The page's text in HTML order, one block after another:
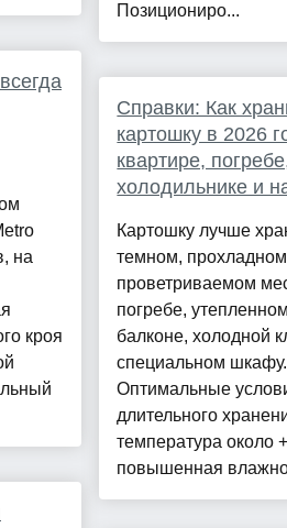
на
кроя
Позициониро...
Справки: Как
картошку в 2026
квартире,
холодильнике и
Картошку лучше
темном,
проветриваемом
погребе,
балконе, холодной
специальном шкафу.
Оптимальные
длительного
температура около
повышенная